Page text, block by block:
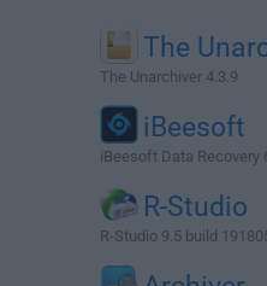
The
The Unarchiver 4.3.9
iBeesoft
iBeesoft Data Recovery
R-Studio
R-Studio 9.5 build